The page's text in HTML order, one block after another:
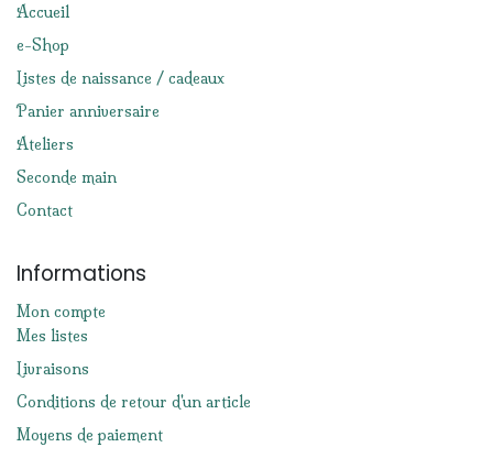
Accueil
e-Shop
Listes de naissance / cadeaux
Panier anniversaire
Ateliers
Seconde main
Contact
Informations
Mon compte
Mes listes
Livraisons
Conditions de retour d'un article
Moyens de paiement